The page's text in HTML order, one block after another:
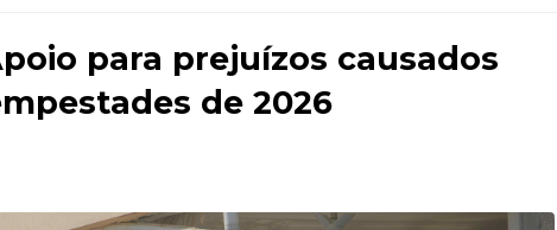
para prejuízos causados
de 2026